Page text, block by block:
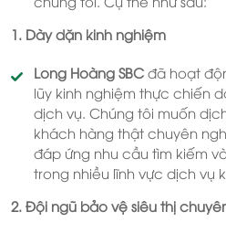
1. Dày dặn kinh nghiệm
Long Hoàng SBC đã hoạt
lũy kinh nghiệm thực chiến
dịch vụ. Chúng tôi muốn
khách hàng thật chuyên
đáp ứng nhu cầu tìm kiếm
trong nhiều lĩnh vực dịch vụ
2. Đội ngũ bảo vệ siêu thị